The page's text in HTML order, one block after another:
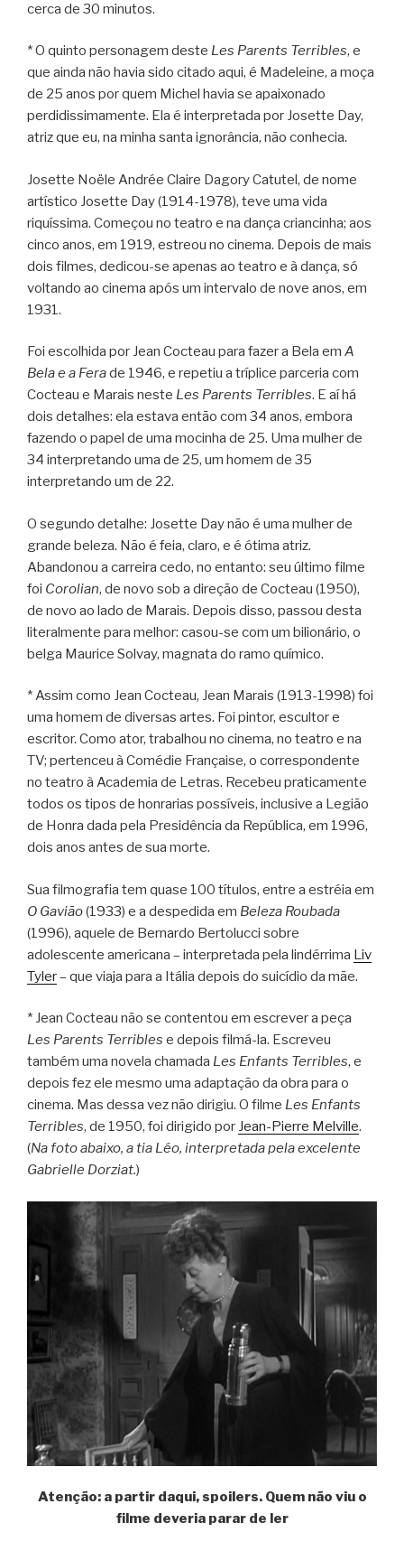
cerca de 30 minutos.
* O quinto personagem deste Les Parents Terribles, e
que ainda não havia sido citado aqui, é Madeleine, a moça
de 25 anos por quem Michel havia se apaixonado
perdidissimamente. Ela é interpretada por Josette Day,
atriz que eu, na minha santa ignorância, não conhecia.
Josette Noële Andrée Claire Dagory Catutel, de nome
artístico Josette Day (1914-1978), teve uma vida
riquíssima. Começou no teatro e na dança criancinha; aos
cinco anos, em 1919, estreou no cinema. Depois de mais
dois filmes, dedicou-se apenas ao teatro e à dança, só
voltando ao cinema após um intervalo de nove anos, em
1931.
Foi escolhida por Jean Cocteau para fazer a Bela em A
Bela e a Ferade 1946, e repetiu a tríplice parceria com
Cocteau e Marais neste Les Parents Terribles. E aí há
dois detalhes: ela estava então com 34 anos, embora
fazendo o papel de uma mocinha de 25. Uma mulher de
34 interpretando uma de 25, um homem de 35
interpretando um de 22.
O segundo detalhe: Josette Day não é uma mulher de
grande beleza. Não é feia, claro, e é ótima atriz.
Abandonou a carreira cedo, no entanto: seu último filme
foi Corolian, de novo sob a direção de Cocteau (1950),
de novo ao lado de Marais. Depois disso, passou desta
literalmente para melhor: casou-se com um bilionário, o
belga Maurice Solvay, magnata do ramo químico.
* Assim como Jean Cocteau, Jean Marais (1913-1998) foi
uma homem de diversas artes. Foi pintor, escultor e
escritor. Como ator, trabalhou no cinema, no teatro e na
TV; pertenceu à Comédie Française, o correspondente
no teatro à Academia de Letras. Recebeu praticamente
todos os tipos de honrarias possíveis, inclusive a Legião
de Honra dada pela Presidência da República, em 1996,
dois anos antes de sua morte.
Sua filmografia tem quase 100 títulos, entre a estréia em
O Gavião(1933) e a despedida em Beleza Roubada
(1996), aquele de Bernardo Bertolucci sobre
adolescente americana – interpretada pela lindérrima Liv
Tyler– que viaja para a Itália depois do suicídio da mãe.
* Jean Cocteau não se contentou em escrever a peça
Les Parents Terribles e depois filmá-la. Escreveu
também uma novela chamada Les Enfants Terribles, e
depois fez ele mesmo uma adaptação da obra para o
cinema. Mas dessa vez não dirigiu. O filme Les Enfants
Terribles, de 1950, foi dirigido por Jean-Pierre Melville.
(Na foto abaixo, a tia Léo, interpretada pela excelente
Gabrielle Dorziat.)
Atenção: a partir daqui, spoilers. Quem não viu o
filme deveria parar de ler